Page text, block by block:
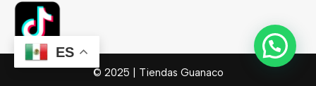
© 2025 | Tiendas Guanaco
ES